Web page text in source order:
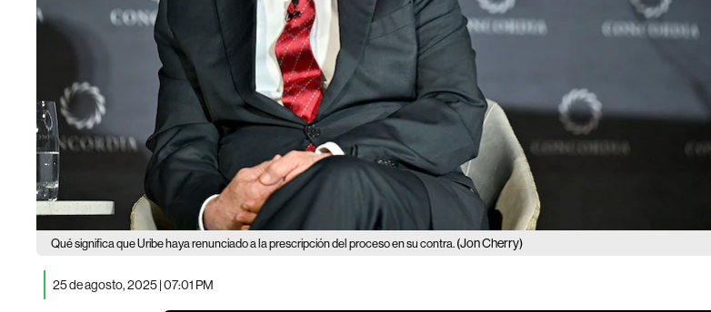
Qué significa que Uribe haya renunciado a la prescripción del proceso en su contra. (Jon Cherry)
25 de agosto, 2025 | 07:01 PM